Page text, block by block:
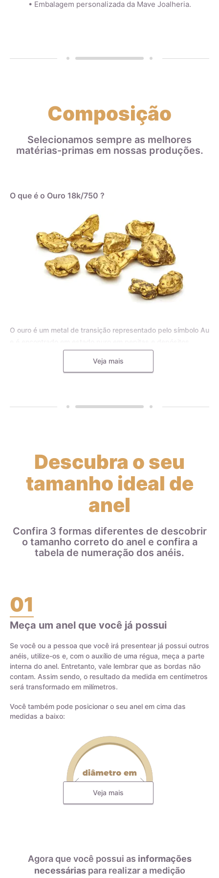
• Embalagem personalizada da Mave Joalheria.
Veja mais
Composição
Selecionamos sempre as melhores
matérias-primas em nossas produções.
O que é o Ouro 18k/750 ?
O ouro é um metal de transição representado pelo símbolo Au
aluviais, bem como em pequenas inclusões em rochas
metamórficas e minerais, como o quartzo. Para joias, o ouro
podem ser utilizados na liga de ouro, e a quantidade
adicionada de cada metal determina o teor do ouro. Por
exemplo, uma aliança de ouro 18k ou 750 é feita com 75% de
ouro puro e 25% de outros metais, como prata, cobre, zinco e
paládio. Isso significa que uma aliança de ouro 18k que pesa
metais que compõem a liga.
Ao escolher joias de ouro, é importante entender a diferença
entre o ouro puro e a liga de ouro, bem como o teor do ouro
Certificado de Qualidade AMAGOLD
ligas com ouro puro, garantimos que o teor permaneça
constante, desde que a peça não seja derretida. A marca
Veja mais
Descubra o seu
tamanho ideal de
anel
Confira 3 formas diferentes de descobrir
o tamanho correto do anel e confira a
tabela de numeração dos anéis.
01
Meça um anel que você já possui
Se você ou a pessoa que você irá presentear já possui outros
anéis, utilize-os e, com o auxílio de uma régua, meça a parte
interna do anel. Entretanto, vale lembrar que as bordas não
contam. Assim sendo, o resultado da medida em centímetros
será transformado em milímetros.
Você também pode posicionar o seu anel em cima das
medidas a baixo:
Agora que você possui as informações
necessáriaspara realizar a medição